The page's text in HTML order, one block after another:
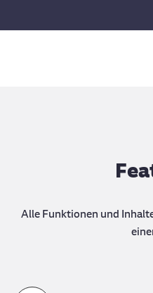
Alle Funktionen und